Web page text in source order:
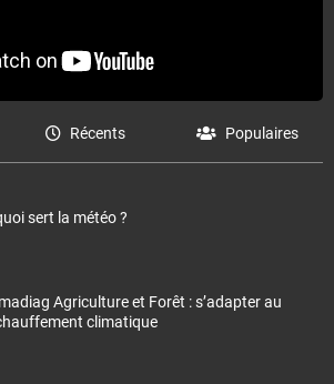
Récents Populaires
sert la météo ?
Agriculture et Forêt : s’adapter au
climatique